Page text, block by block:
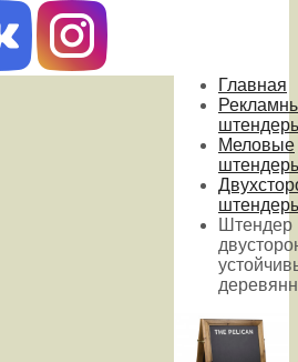
Главная
Меловые
Штендер